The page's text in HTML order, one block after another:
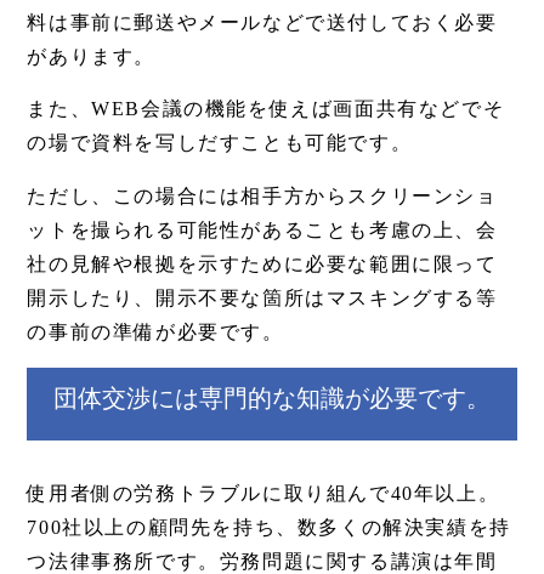
料は事前に郵送やメールなどで送付しておく必要
があります。
また、WEB会議の機能を使えば画面共有などでそ
の場で資料を写しだすことも可能です。
ただし、この場合には相手方からスクリーンショ
ットを撮られる可能性があることも考慮の上、会
社の見解や根拠を示すために必要な範囲に限って
開示したり、開示不要な箇所はマスキングする等
の事前の準備が必要です。
団体交渉には専門的な知識が必要です。
使用者側の労務トラブルに取り組んで40年以上。
700社以上の顧問先を持ち、数多くの解決実績を持
つ法律事務所です。労務問題に関する講演は年間